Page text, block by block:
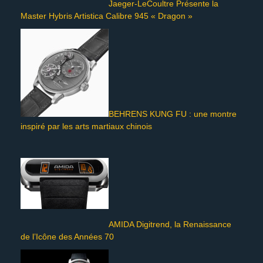
Jaeger-LeCoultre Présente la
Master Hybris Artistica Calibre 945 « Dragon »
BEHRENS KUNG FU : une montre
inspiré par les arts martiaux chinois
AMIDA Digitrend, la Renaissance
de l’Icône des Années 70